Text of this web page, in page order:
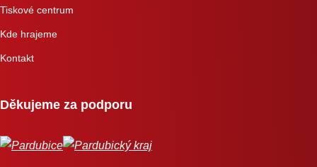
Tiskové centrum
Kde hrajeme
Kontakt
Děkujeme za podporu